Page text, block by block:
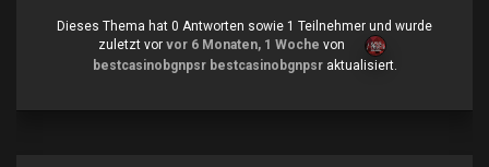
Dieses Thema hat 0 Antworten sowie 1 Teilnehmer und wurde
zuletzt vor vor 6 Monaten, 1 Woche von
bestcasinobgnpsr bestcasinobgnpsraktualisiert.